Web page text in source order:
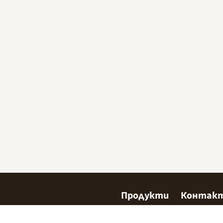
Продукти
СладкарствоКъде да